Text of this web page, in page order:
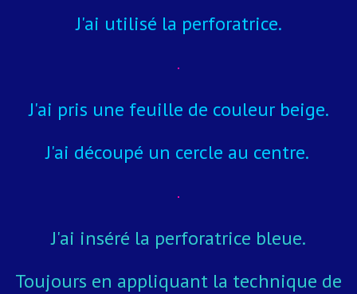
J'ai utilisé la perforatrice.
J'ai pris une feuille de couleur beige.
J'ai découpé un cercle au centre.
J'ai inséré la perforatrice bleue.
Toujours en appliquant la technique de